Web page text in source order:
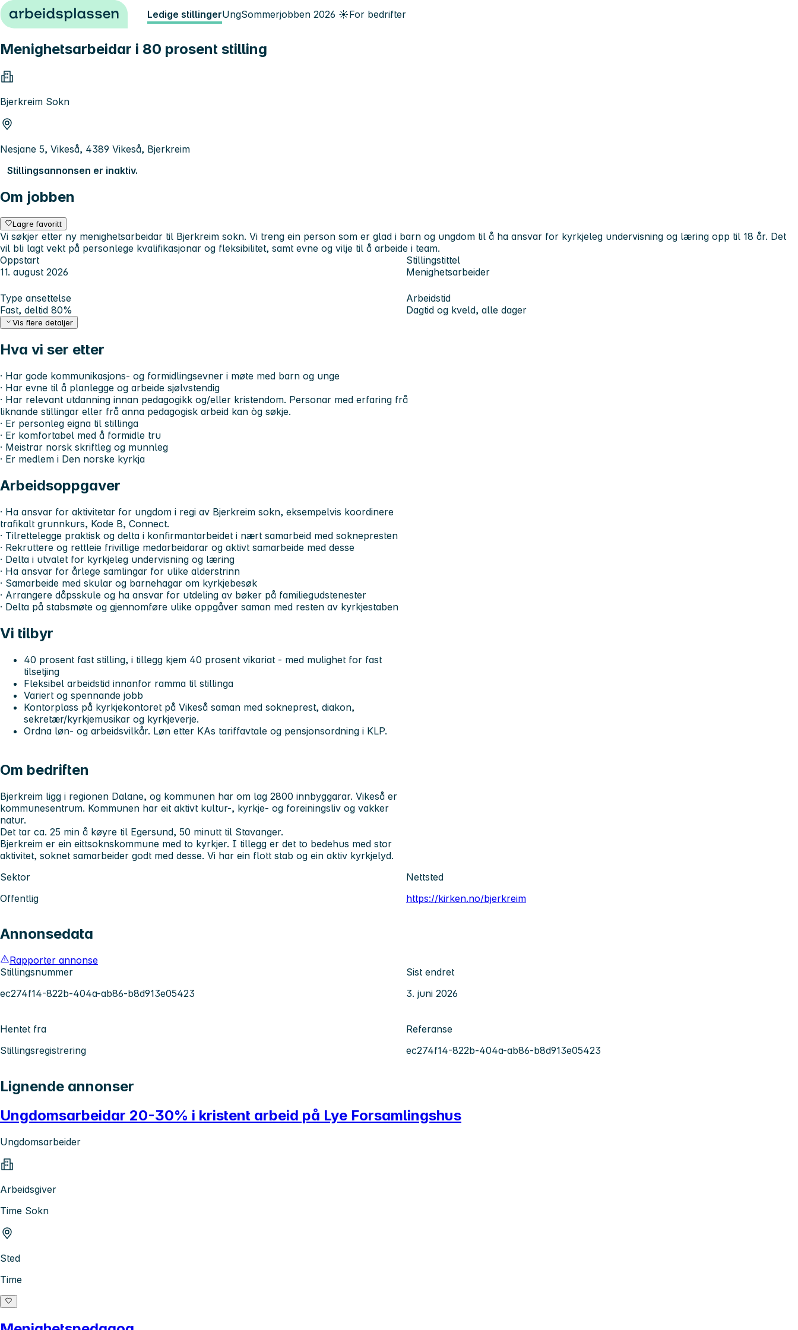
Hopp til innhold Ledige stillingerUngSommerjobben 2026 ☀️For bedrifter
Menighetsarbeidar i 80 prosent stilling
Bjerkreim Sokn
Nesjane 5, Vikeså, 4389 Vikeså, Bjerkreim
Stillingsannonsen er inaktiv.
Om jobben
Lagre favoritt
Vi søkjer etter ny menighetsarbeidar til Bjerkreim sokn. Vi treng ein person som er glad i barn og ungdom til å ha ansvar for kyrkjeleg undervisning og læring opp til 18 år. Det
vil bli lagt vekt på personlege kvalifikasjonar og fleksibilitet, samt evne og vilje til å arbeide i team.
Oppstart
11. august 2026
Stillingstittel
Menighetsarbeider
Type ansettelse
Fast, deltid 80%
Arbeidstid
Dagtid og kveld, alle dager
Vis flere detaljer
Hva vi ser etter
· Har gode kommunikasjons- og formidlingsevner i møte med barn og unge
· Har evne til å planlegge og arbeide sjølvstendig
· Har relevant utdanning innan pedagogikk og/eller kristendom. Personar med erfaring frå
liknande stillingar eller frå anna pedagogisk arbeid kan òg søkje.
· Er personleg eigna til stillinga
· Er komfortabel med å formidle tru
· Meistrar norsk skriftleg og munnleg
· Er medlem i Den norske kyrkja
Arbeidsoppgaver
· Ha ansvar for aktivitetar for ungdom i regi av Bjerkreim sokn, eksempelvis koordinere
trafikalt grunnkurs, Kode B, Connect.
· Tilrettelegge praktisk og delta i konfirmantarbeidet i nært samarbeid med soknepresten
· Rekruttere og rettleie frivillige medarbeidarar og aktivt samarbeide med desse
· Delta i utvalet for kyrkjeleg undervisning og læring
· Ha ansvar for årlege samlingar for ulike alderstrinn
· Samarbeide med skular og barnehagar om kyrkjebesøk
· Arrangere dåpsskule og ha ansvar for utdeling av bøker på familiegudstenester
· Delta på stabsmøte og gjennomføre ulike oppgåver saman med resten av kyrkjestaben
Vi tilbyr
40 prosent fast stilling, i tillegg kjem 40 prosent vikariat - med mulighet for fast
tilsetjing
Fleksibel arbeidstid innanfor ramma til stillinga
Variert og spennande jobb
Kontorplass på kyrkjekontoret på Vikeså saman med sokneprest, diakon,
sekretær/kyrkjemusikar og kyrkjeverje.
Ordna løn- og arbeidsvilkår. Løn etter KAs tariffavtale og pensjonsordning i KLP.
Om bedriften
Bjerkreim ligg i regionen Dalane, og kommunen har om lag 2800 innbyggarar. Vikeså er
kommunesentrum. Kommunen har eit aktivt kultur-, kyrkje- og foreiningsliv og vakker
natur.
Det tar ca. 25 min å køyre til Egersund, 50 minutt til Stavanger.
Bjerkreim er ein eittsoknskommune med to kyrkjer. I tillegg er det to bedehus med stor
aktivitet, soknet samarbeider godt med desse. Vi har ein flott stab og ein aktiv kyrkjelyd.
Sektor
Offentlig
Nettsted
https://kirken.no/bjerkreim
Annonsedata
Rapporter annonse
Stillingsnummer
ec274f14-822b-404a-ab86-b8d913e05423
Sist endret
3. juni 2026
Hentet fra
Stillingsregistrering
Referanse
ec274f14-822b-404a-ab86-b8d913e05423
Lignende annonser
Ungdomsarbeidar 20-30% i kristent arbeid på Lye Forsamlingshus
Ungdomsarbeider
Arbeidsgiver
Time Sokn
Sted
Time